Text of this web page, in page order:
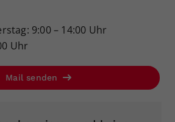
9:00 – 14:00 Uhr
Uhr
Mail senden